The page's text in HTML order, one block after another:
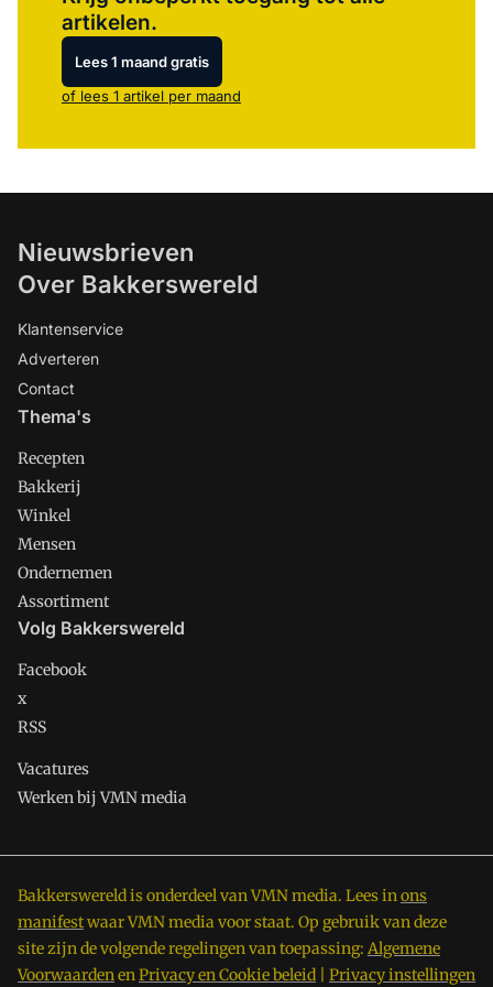
artikelen.
Lees 1 maand gratis
of lees 1 artikel per maand
Nieuwsbrieven
Over Bakkerswereld
Klantenservice
Adverteren
Contact
Thema's
Recepten
Bakkerij
Winkel
Mensen
Ondernemen
Assortiment
Volg Bakkerswereld
Facebook
x
RSS
Vacatures
Werken bij VMN media
Bakkerswereld is onderdeel van VMN media. Lees inons
manifestwaar VMN media voor staat. Op gebruik van deze
site zijn de volgende regelingen van toepassing: Algemene
VoorwaardenenPrivacy en Cookie beleid Privacy instellingen